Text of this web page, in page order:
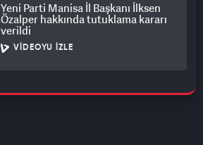
Yeni Parti Manisa İl Başkanı İlksen
Özalper hakkında tutuklama kararı
verildi
VIDEOYU İZLE